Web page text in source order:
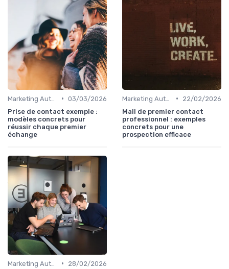
• 03/03/2026
Prise de contact exemple :
modèles concrets pour
réussir chaque premier
échange
•
22/02/2026
Mail de premier contact
professionnel : exemples
concrets pour une
prospection efficace
•
28/02/2026